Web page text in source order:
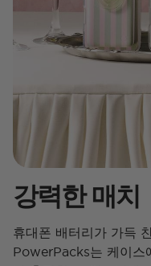
강력한 매치
휴대폰 배터리가 가득
PowerPacks는 케이스